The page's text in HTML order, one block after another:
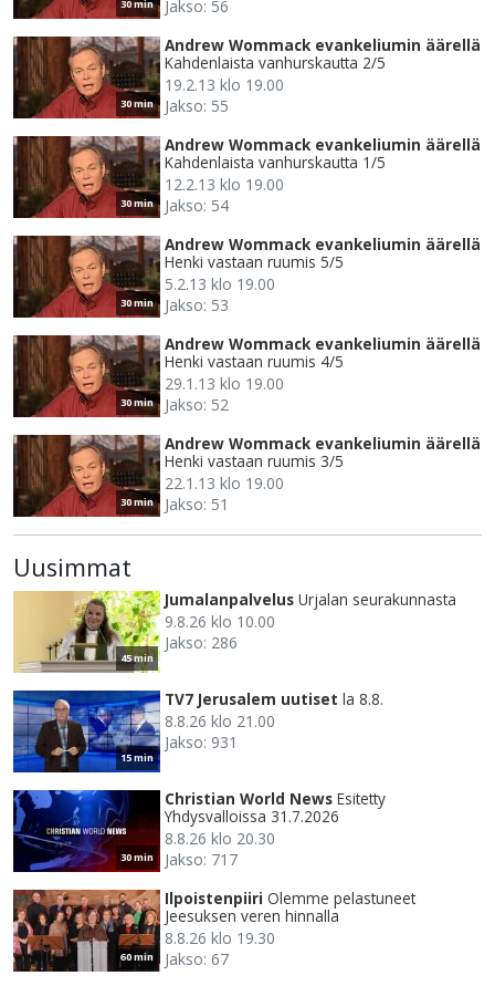
30 min Jakso: 56
30 min
Andrew Wommack evankeliumin äärellä
Kahdenlaista vanhurskautta 2/5
19.2.13 klo 19.00
Jakso: 55
30 min
Andrew Wommack evankeliumin äärellä
Kahdenlaista vanhurskautta 1/5
12.2.13 klo 19.00
Jakso: 54
30 min
Andrew Wommack evankeliumin äärellä
Henki vastaan ruumis 5/5
5.2.13 klo 19.00
Jakso: 53
30 min
Andrew Wommack evankeliumin äärellä
Henki vastaan ruumis 4/5
29.1.13 klo 19.00
Jakso: 52
30 min
Andrew Wommack evankeliumin äärellä
Henki vastaan ruumis 3/5
22.1.13 klo 19.00
Jakso: 51
Uusimmat
45 min
Jumalanpalvelus Urjalan seurakunnasta
9.8.26 klo 10.00
Jakso: 286
15 min
TV7 Jerusalem uutiset la 8.8.
8.8.26 klo 21.00
Jakso: 931
30 min
Christian World News Esitetty
Yhdysvalloissa 31.7.2026
8.8.26 klo 20.30
Jakso: 717
60 min
Ilpoistenpiiri Olemme pelastuneet
Jeesuksen veren hinnalla
8.8.26 klo 19.30
Jakso: 67